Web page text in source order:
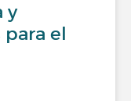
y
el